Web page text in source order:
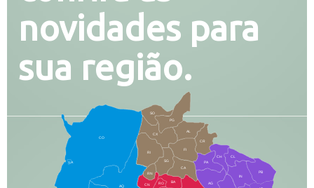
novidades para
sua região.
CO
AQ
CX
RI
AL
CR
FI
SG
BA
CA
PA
CH CL
PB
AG
RO
IN
RN
CN
PG
SO
LA